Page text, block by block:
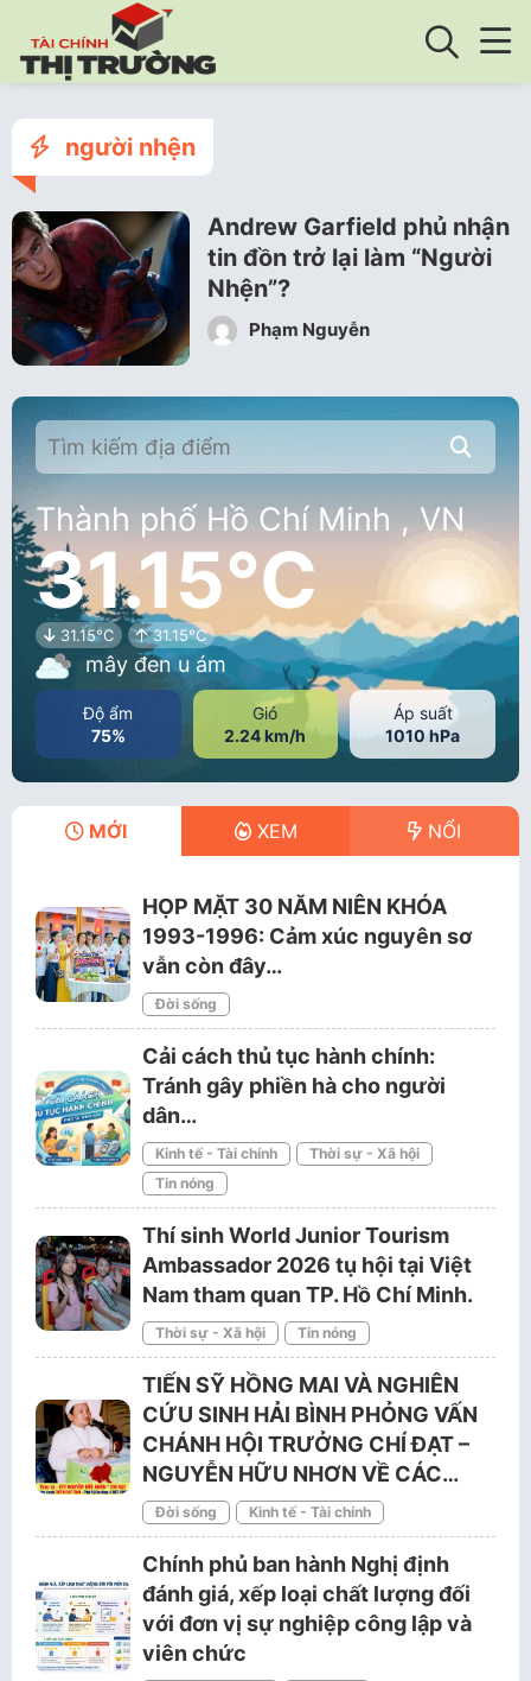
người nhện
Andrew Garfield phủ nhận
tin đồn trở lại làm “Người
Nhện”?
Phạm Nguyễn
Thành phố Hồ Chí Minh , VN
31.15°C
31.15°C 31.15°C
mây đen u ám
Độ ẩm
75%
Gió
2.24 km/h
Áp suất
1010 hPa
MỚI XEM NỔI
HỌP MẶT 30 NĂM NIÊN KHÓA
1993-1996: Cảm xúc nguyên sơ
vẫn còn đây…
Đời sống
Cải cách thủ tục hành chính:
Tránh gây phiền hà cho người
dân…
Kinh tế - Tài chính
Thời sự - Xã hội
Tin nóng
Thí sinh World Junior Tourism
Ambassador 2026 tụ hội tại Việt
Nam tham quan TP. Hồ Chí Minh.
Thời sự - Xã hội Tin nóng
TIẾN SỸ HỒNG MAI VÀ NGHIÊN
CỨU SINH HẢI BÌNH PHỎNG VẤN
CHÁNH HỘI TRƯỞNG CHÍ ĐẠT –
NGUYỄN HỮU NHƠN VỀ CÁC…
Đời sống Kinh tế - Tài chính
Chính phủ ban hành Nghị định
đánh giá, xếp loại chất lượng đối
với đơn vị sự nghiệp công lập và
viên chức